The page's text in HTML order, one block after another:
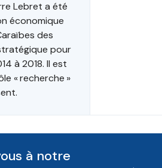
Lebret a été
économique
des
pour
à 2018. Il est
« recherche »
à notre